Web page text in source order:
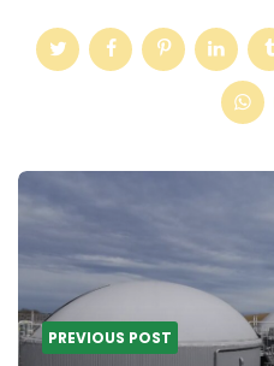
Post
navigation
PREVIOUS POST